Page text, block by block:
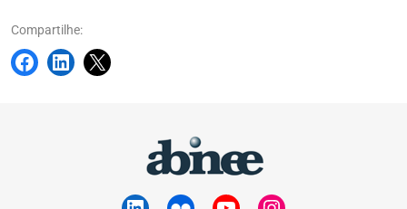
Compartilhe: